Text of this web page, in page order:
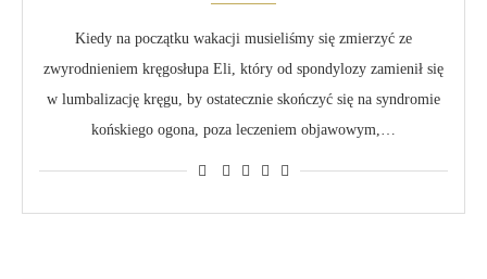
Kiedy na początku wakacji musieliśmy się zmierzyć ze
zwyrodnieniem kręgosłupa Eli, który od spondylozy zamienił się
w lumbalizację kręgu, by ostatecznie skończyć się na syndromie
końskiego ogona, poza leczeniem objawowym,…